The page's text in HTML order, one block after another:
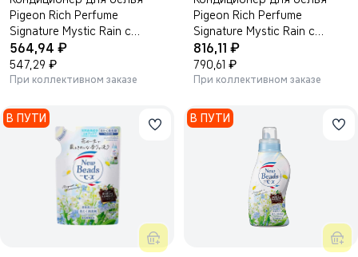
Pigeon Rich Perfume
Signature Mystic Rain с
ароматом персика и белых
цветов 1600мл.
564,94 ₽
547,29 ₽
При коллективном заказе
Pigeon Rich Perfume
Signature Mystic Rain с
ароматом персика и белых
цветов 2000 мл.
816,11 ₽
790,61 ₽
При коллективном заказе
В ПУТИ В ПУТИ